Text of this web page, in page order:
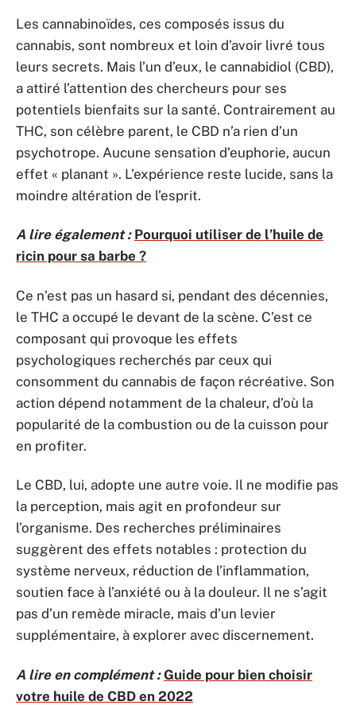
Les cannabinoïdes, ces composés issus du
cannabis, sont nombreux et loin d’avoir livré tous
leurs secrets. Mais l’un d’eux, le cannabidiol (CBD),
a attiré l’attention des chercheurs pour ses
potentiels bienfaits sur la santé. Contrairement au
THC, son célèbre parent, le CBD n’a rien d’un
psychotrope. Aucune sensation d’euphorie, aucun
effet « planant ». L’expérience reste lucide, sans la
moindre altération de l’esprit.
A lire également : Pourquoi utiliser de l’huile de
ricin pour sa barbe ?
Ce n’est pas un hasard si, pendant des décennies,
le THC a occupé le devant de la scène. C’est ce
composant qui provoque les effets
psychologiques recherchés par ceux qui
consomment du cannabis de façon récréative. Son
action dépend notamment de la chaleur, d’où la
popularité de la combustion ou de la cuisson pour
en profiter.
Le CBD, lui, adopte une autre voie. Il ne modifie pas
la perception, mais agit en profondeur sur
l’organisme. Des recherches préliminaires
suggèrent des effets notables : protection du
système nerveux, réduction de l’inflammation,
soutien face à l’anxiété ou à la douleur. Il ne s’agit
pas d’un remède miracle, mais d’un levier
supplémentaire, à explorer avec discernement.
A lire en complément : Guide pour bien choisir
votre huile de CBD en 2022